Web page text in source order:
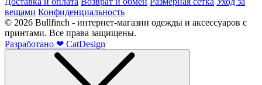
вещами Конфиденциальность
© 2026 Bullfinch - интернет-магазин одежды и аксессуаров с
принтами. Все права защищены.
Разработано ❤ CatDesign